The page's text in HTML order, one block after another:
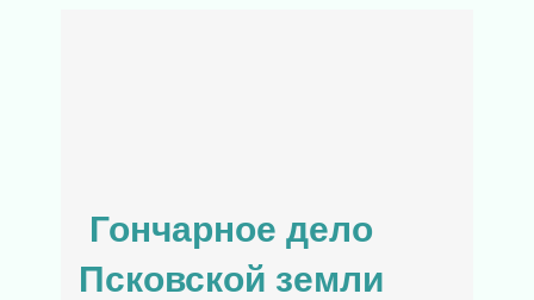
Гончарное дело
Псковской земли